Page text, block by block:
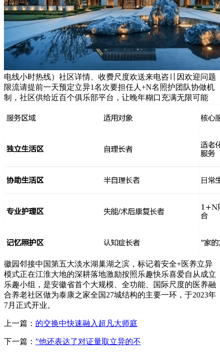
电线小时热线）社区详情、收费尺度欢送来电咨〢因欢迎问题
限流请提前一天预定立异1名次要担任人+N名照护团队协做机
制，社区供给近百个俱乐部平台，让晚年糊口充满无限可能
徽园邻接中国第五大淡水湖巢湖之滨，标记着安全+医养立异
模式正在江淮大地的深耕落地激励按照乐趣快乐喜爱自从成立
乐趣小组，是安徽省首个大规模、全功能、国际尺度的医养融
合养老社区做为泰康之家全国27城结构的主要一环，于2023年
7月正式开业。
上一篇： 的交换中快速融入超凡大师庭
下一篇： ”他还表达了对证量取立异的不